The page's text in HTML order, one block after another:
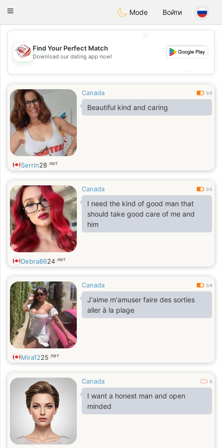
Dating
Toggle
Mode Войти
💖
💕
Find Your Perfect Match
Download our dating app now!
Canada 0.5
Beautiful kind and caring
Serrin28 лет
Canada 0.5
I need the kind of good man that
should take good care of me and
him
Debra8624 лет
Canada 0.4
J'aime m'amuser faire des sorties
aller à la plage
Mira1225 лет
Canada 0
I want a honest man and open
minded